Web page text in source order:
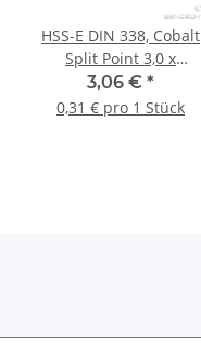
HSS-E DIN 338, Cobalt
Split Point 3,0 x
33/61mm, 10 Stk.
3,06 € *
0,31 € pro 1 Stück